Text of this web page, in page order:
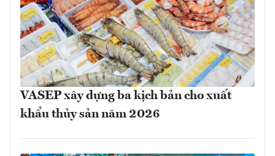
VASEP xây dựng ba kịch bản cho xuất
khẩu thủy sản năm 2026